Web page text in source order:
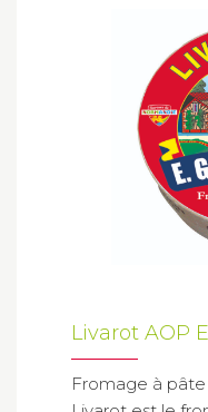
Livarot AOP
Fromage à